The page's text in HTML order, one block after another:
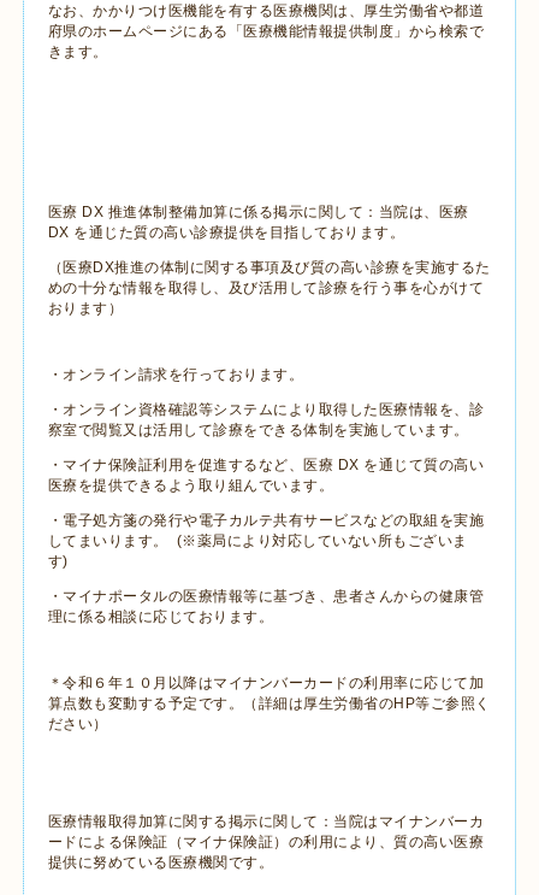
なお、かかりつけ医機能を有する医療機関は、厚生労働省や都道
府県のホームページにある「医療機能情報提供制度」から検索で
きます。
医療 DX 推進体制整備加算に係る掲示に関して：当院は、医療
DX を通じた質の高い診療提供を目指しております。
（医療DX推進の体制に関する事項及び質の高い診療を実施するた
めの十分な情報を取得し、及び活用して診療を行う事を心がけて
おります）
・オンライン請求を行っております。
・オンライン資格確認等システムにより取得した医療情報を、診
察室で閲覧又は活用して診療をできる体制を実施しています。
・マイナ保険証利用を促進するなど、医療 DX を通じて質の高い
医療を提供できるよう取り組んでいます。
・電子処方箋の発行や電子カルテ共有サービスなどの取組を実施
してまいります。 (※薬局により対応していない所もございま
す)
・マイナポータルの医療情報等に基づき、患者さんからの健康管
理に係る相談に応じております。
＊令和６年１０月以降はマイナンバーカードの利用率に応じて加
算点数も変動する予定です。（詳細は厚生労働省のHP等ご参照く
ださい）
医療情報取得加算に関する掲示に関して：当院はマイナンバーカ
ードによる保険証（マイナ保険証）の利用により、質の高い医療
提供に努めている医療機関です。